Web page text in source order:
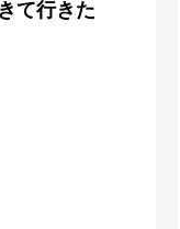
て行きた